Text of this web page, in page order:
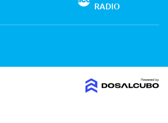
RADIO